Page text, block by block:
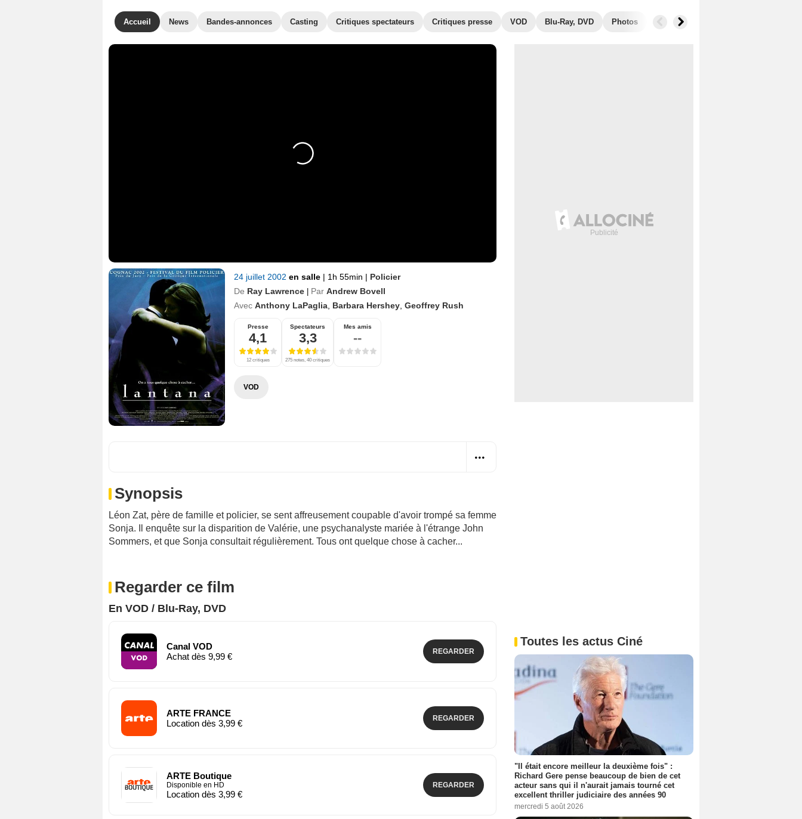
Accueil News Bandes-annonces Casting Critiques spectateurs Critiques presse VOD Blu-Ray, DVD Photos Secrets de tournage
24 juillet 2002 en salle | 1h 55min | Policier
De Ray Lawrence | Par Andrew Bovell
Avec Anthony LaPaglia Barbara Hershey Geoffrey Rush
Presse
4,1
12 critiques
Spectateurs
3,3
275 notes, 40 critiques
Mes amis
--
VOD
Synopsis
Léon Zat, père de famille et policier, se sent affreusement coupable d'avoir trompé sa femme
Sonja. Il enquête sur la disparition de Valérie, une psychanalyste mariée à l'étrange John
Sommers, et que Sonja consultait régulièrement. Tous ont quelque chose à cacher...
Regarder ce film
En VOD / Blu-Ray, DVD
Canal VOD
Achat dès 9,99 €
REGARDER
ARTE FRANCE
Location dès 3,99 €
REGARDER
ARTE Boutique
Disponible en HD
Location dès 3,99 €
REGARDER
Toutes les actus Ciné
"Il était encore meilleur la deuxième fois" :
Richard Gere pense beaucoup de bien de cet
acteur sans qui il n'aurait jamais tourné cet
excellent thriller judiciaire des années 90
mercredi 5 août 2026